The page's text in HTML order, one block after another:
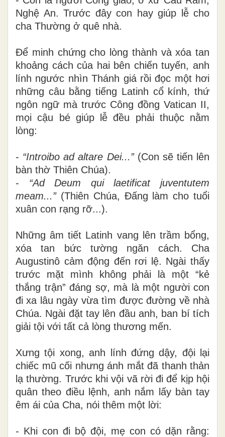
Nghệ An. Trước đây con hay giúp lễ cho
cha Thường ở quê nhà.
Để minh chứng cho lòng thành và xóa tan
khoảng cách của hai bên chiến tuyến, anh
lính ngước nhìn Thánh giá rồi đọc một hơi
những câu bằng tiếng Latinh cổ kính, thứ
ngôn ngữ mà trước Công đồng Vatican II,
mọi cậu bé giúp lễ đều phải thuộc nằm
lòng:
- “Introibo ad altare Dei...”(Con sẽ tiến lên
bàn thờ Thiên Chúa).
- “Ad Deum qui laetificat juventutem
meam...”(Thiên Chúa, Đấng làm cho tuổi
xuân con rạng rỡ...).
Những âm tiết Latinh vang lên trầm bổng,
xóa tan bức tường ngăn cách. Cha
Augustinô cảm động đến rơi lệ. Ngài thấy
trước mặt mình không phải là một “kẻ
thắng trận” đáng sợ, mà là một người con
đi xa lâu ngày vừa tìm được đường về nhà
Chúa. Ngài đặt tay lên đầu anh, ban bí tích
giải tội với tất cả lòng thương mến.
Xưng tội xong, anh lính đứng dậy, đội lại
chiếc mũ cối nhưng ánh mắt đã thanh thản
lạ thường. Trước khi vội vã rời đi để kịp hội
quân theo điều lệnh, anh nắm lấy bàn tay
êm ái của Cha, nói thêm một lời:
- Khi con đi bộ đội, mẹ con có dặn rằng: